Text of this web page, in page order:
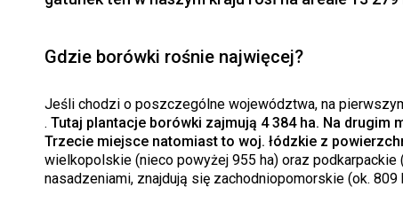
Gdzie borówki rośnie najwięcej?
Jeśli chodzi o poszczególne województwa, na
. Tutaj plantacje borówki zajmują 4 384 ha. Na drugim
Trzecie miejsce natomiast to woj. łódzkie z
wielkopolskie (nieco powyżej 955 ha) oraz podkarpackie
nasadzeniami, znajdują się zachodniopomorskie (ok.